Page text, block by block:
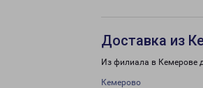
Доставка из
Из филиала в Кемерове
Кемерово